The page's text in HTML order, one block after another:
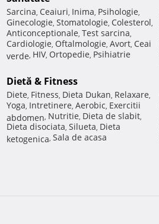
Sarcina, Ceaiuri, Inima, Psihologie,
Ginecologie, Stomatologie, Colesterol,
Anticonceptionale, Test sarcina,
Cardiologie, Oftalmologie, Avort, Ceai
verde, HIV, Ortopedie, Psihiatrie
Dietă & Fitness
Diete, Fitness, Dieta Dukan, Relaxare,
Yoga, Intretinere, Aerobic, Exercitii
abdomen, Nutritie, Dieta de slabit,
Dieta disociata, Silueta, Dieta
ketogenica, Sala de acasa